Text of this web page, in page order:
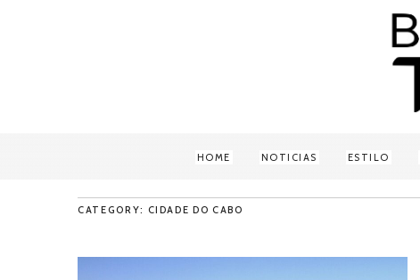
HOME NOTICIAS ESTILO
CATEGORY: CIDADE DO CABO